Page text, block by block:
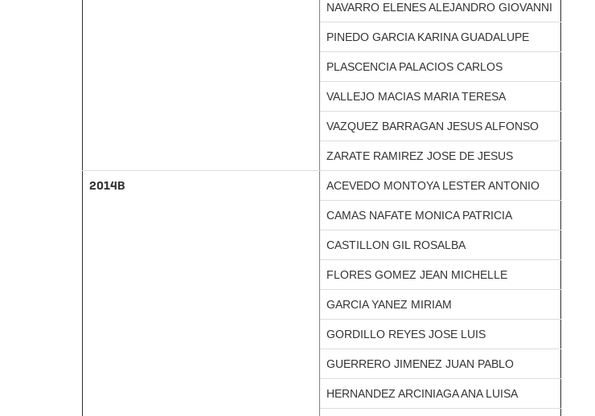
NAVARRO ELENES ALEJANDRO GIOVANNI
PINEDO GARCIA KARINA GUADALUPE
PLASCENCIA PALACIOS CARLOS
VALLEJO MACIAS MARIA TERESA
VAZQUEZ BARRAGAN JESUS ALFONSO
ZARATE RAMIREZ JOSE DE JESUS
2014B ACEVEDO MONTOYA LESTER ANTONIO
CAMAS NAFATE MONICA PATRICIA
CASTILLON GIL ROSALBA
FLORES GOMEZ JEAN MICHELLE
GARCIA YANEZ MIRIAM
GORDILLO REYES JOSE LUIS
GUERRERO JIMENEZ JUAN PABLO
HERNANDEZ ARCINIAGA ANA LUISA